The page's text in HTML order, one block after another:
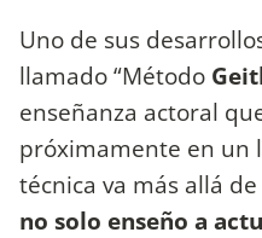
Uno de sus
llamado “Método
enseñanza actoral
próximamente en un
técnica va más allá
no solo enseño a